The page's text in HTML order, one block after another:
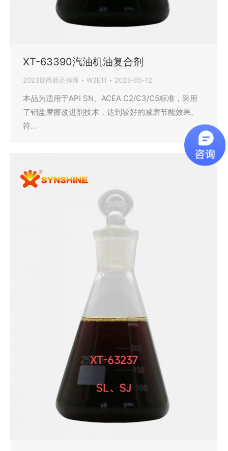
XT-63390汽油机油复合剂
2023展商新品推荐 W3E11 2023-05-12
本品为适用于API SN、ACEA C2/C3/C5标准，采用
了钼盐摩擦改进剂技术，达到较好的减磨节能效果。
符…